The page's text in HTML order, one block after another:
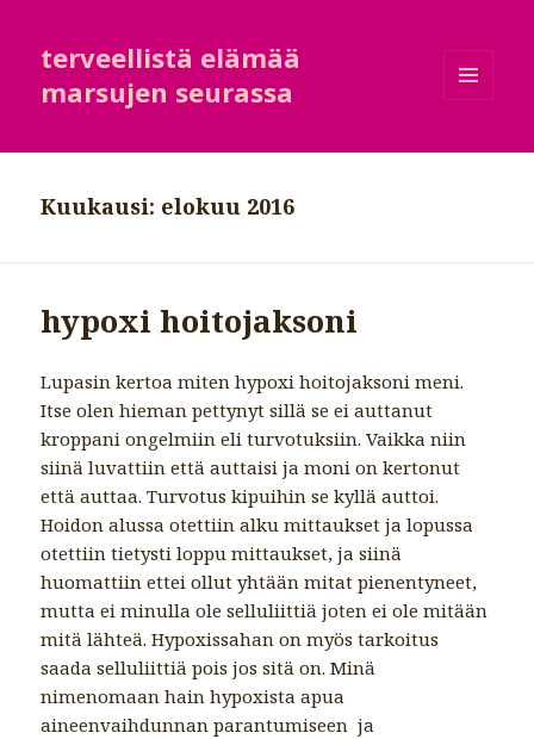
terveellistä elämää
marsujen seurassa
VIMPAIMET
Kuukausi: elokuu 2016
hypoxi hoitojaksoni
Lupasin kertoa miten hypoxi hoitojaksoni meni.
Itse olen hieman pettynyt sillä se ei auttanut
kroppani ongelmiin eli turvotuksiin. Vaikka niin
siinä luvattiin että auttaisi ja moni on kertonut
että auttaa. Turvotus kipuihin se kyllä auttoi.
Hoidon alussa otettiin alku mittaukset ja lopussa
otettiin tietysti loppu mittaukset, ja siinä
huomattiin ettei ollut yhtään mitat pienentyneet,
mutta ei minulla ole selluliittiä joten ei ole mitään
mitä lähteä. Hypoxissahan on myös tarkoitus
saada selluliittiä pois jos sitä on. Minä
nimenomaan hain hypoxista apua
aineenvaihdunnan parantumiseen ja